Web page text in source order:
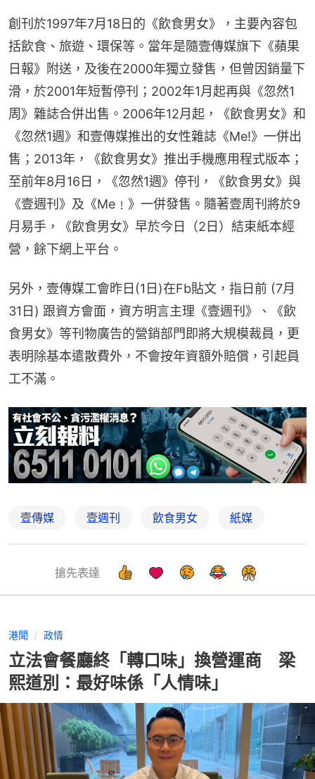
創刊於1997年7月18日的《飲食男女》，主要內容包
括飲食、旅遊、環保等。當年是隨壹傳媒旗下《蘋果
日報》附送，及後在2000年獨立發售，但曾因銷量下
滑，於2001年短暫停刊；2002年1月起再與《忽然1
周》雜誌合併出售。2006年12月起，《飲食男女》和
《忽然1週》和壹傳媒推出的女性雜誌《Me!》一併出
售；2013年，《飲食男女》推出手機應用程式版本；
至前年8月16日，《忽然1週》停刊，《飲食男女》與
《壹週刊》及《Me﹗》一併發售。隨著壹周刊將於9
月易手，《飲食男女》早於今日（2日）結束紙本經
營，餘下網上平台。
另外，壹傳媒工會昨日(1日)在Fb貼文，指日前 (7月
31日) 跟資方會面，資方明言主理《壹週刊》、《飲
食男女》等刊物廣告的營銷部門即將大規模裁員，更
表明除基本遣散費外，不會按年資額外賠償，引起員
工不滿。
壹傳媒 壹週刊 飲食男女 紙媒
搶先表達
港聞 政情
立法會餐廳終「轉口味」換營運商 梁
熙道別：最好味係「人情味」